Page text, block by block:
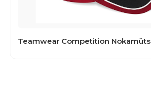
Teamwear Competition Nokamüts